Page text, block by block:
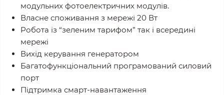
модульних фотоелектричних модулів.
Власне споживання з мережі 20 Вт
Робота із “зеленим тарифом” так і всередині
мережі
Вихід керування генератором
Багатофункціональний програмований силовий
порт
Підтримка смарт-навантаження